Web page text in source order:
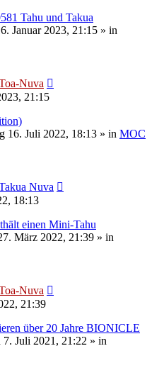
Tahu und Takua
Januar 2023, 21:15 » in
Nuva
21:15
16. Juli 2022, 18:13 » in MOC
Nuva
18:13
einen Mini-Tahu
März 2022, 21:39 » in
Nuva
21:39
über 20 Jahre BIONICLE
Juli 2021, 21:22 » in